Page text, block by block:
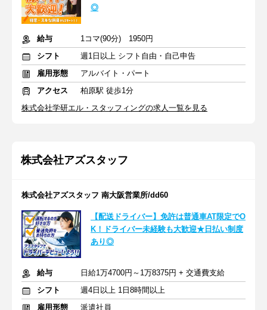
◎
給与
1コマ(90分) 1950円
シフト
週1日以上 シフト自由・自己申告
雇用形態
アルバイト・パート
アクセス
柏原駅 徒歩1分
株式会社学研エル・スタッフィングの求人一覧を見る
株式会社アズスタッフ
株式会社アズスタッフ 南大阪営業所/dd60
【配送ドライバー】免許は普通車AT限定でO
K！ドライバー未経験も大歓迎★日払い制度
あり◎
給与
日給1万4700円～1万8375円 + 交通費支給
シフト
週4日以上 1日8時間以上
雇用形態
派遣社員